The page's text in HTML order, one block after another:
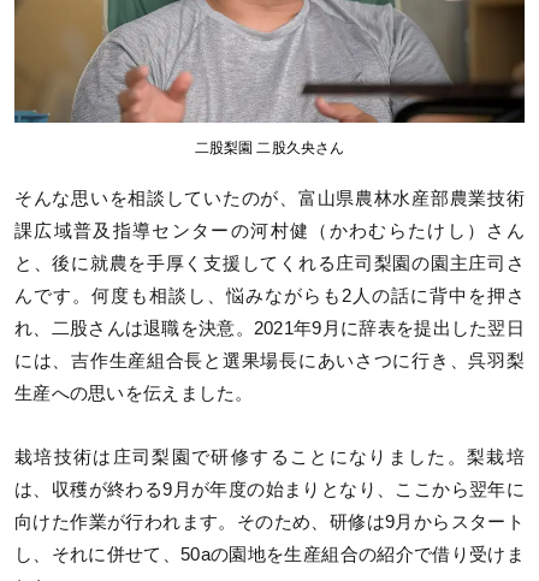
二股梨園 二股久央さん
そんな思いを相談していたのが、富山県農林水産部農業技術
課広域普及指導センターの河村健（かわむらたけし）さん
と、後に就農を手厚く支援してくれる庄司梨園の園主庄司さ
んです。何度も相談し、悩みながらも2人の話に背中を押さ
れ、二股さんは退職を決意。2021年9月に辞表を提出した翌日
には、吉作生産組合長と選果場長にあいさつに行き、呉羽梨
生産への思いを伝えました。
栽培技術は庄司梨園で研修することになりました。梨栽培
は、収穫が終わる9月が年度の始まりとなり、ここから翌年に
向けた作業が行われます。そのため、研修は9月からスタート
し、それに併せて、50aの園地を生産組合の紹介で借り受けま